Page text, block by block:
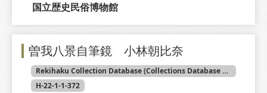
国立歴史民俗博物館
曽我八景自筆鏡 小林朝比奈
Rekihaku Collection Database (Collections Database of the National Museum of Japanese History)
H-22-1-1-372